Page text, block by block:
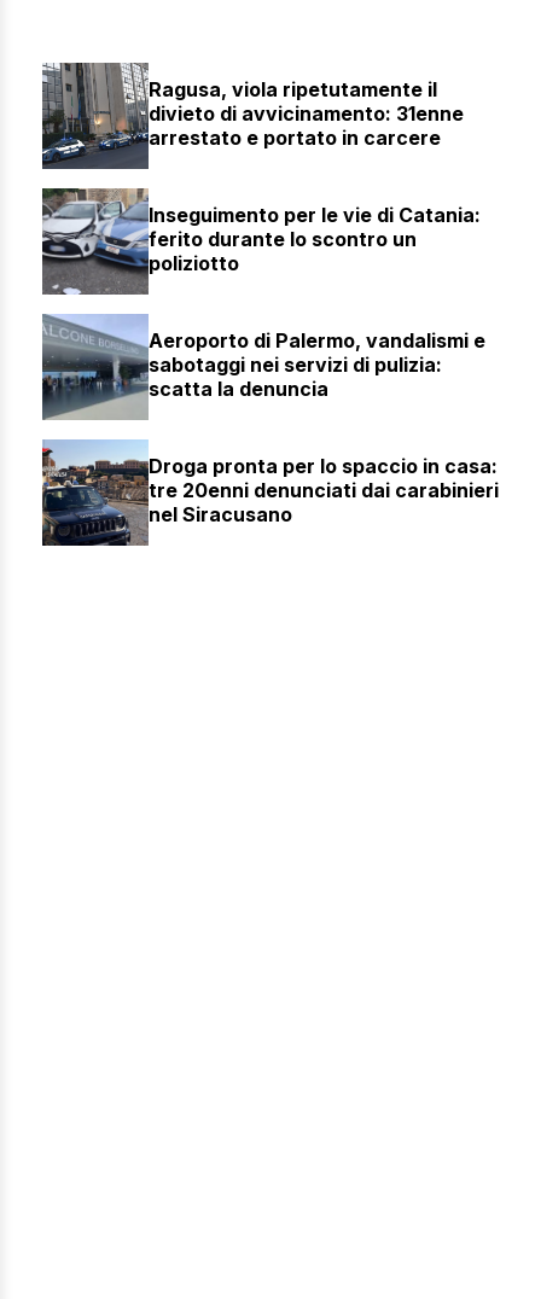
Ragusa, viola ripetutamente il
divieto di avvicinamento: 31enne
arrestato e portato in carcere
Inseguimento per le vie di Catania:
ferito durante lo scontro un
poliziotto
Aeroporto di Palermo, vandalismi e
sabotaggi nei servizi di pulizia:
scatta la denuncia
Droga pronta per lo spaccio in casa:
tre 20enni denunciati dai carabinieri
nel Siracusano